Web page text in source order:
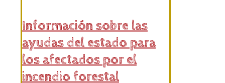
Información sobre las
ayudas del estado para
los afectados por el
incendio forestal